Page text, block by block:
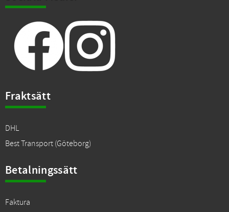
Fraktsätt
DHL
Best Transport (Göteborg)
Betalningssätt
Faktura